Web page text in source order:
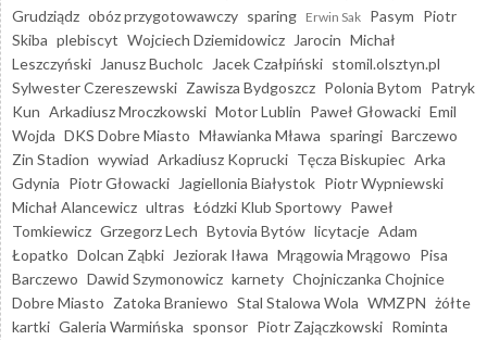
Grudziądz obóz przygotowawczy sparing Erwin Sak Pasym Piotr
Skiba plebiscyt Wojciech Dziemidowicz Jarocin Michał
Leszczyński
Janusz Bucholc Jacek Czałpiński stomil.olsztyn.pl
Sylwester Czereszewski Zawisza Bydgoszcz Polonia Bytom Patryk
Kun Arkadiusz Mroczkowski Motor Lublin Paweł Głowacki Emil
Wojda DKS Dobre Miasto Mławianka Mława sparingi Barczewo
Zin Stadion wywiad Arkadiusz Koprucki Tęcza Biskupiec Arka
Gdynia Piotr Głowacki Jagiellonia Białystok Piotr Wypniewski
Michał Alancewicz ultras Łódzki Klub Sportowy Paweł
Tomkiewicz Grzegorz Lech Bytovia Bytów licytacje Adam
Łopatko Dolcan Ząbki Jeziorak Iława Mrągowia Mrągowo Pisa
Barczewo Dawid Szymonowicz karnety Chojniczanka Chojnice
Dobre Miasto Zatoka Braniewo Stal Stalowa Wola WMZPN żółte
kartki Galeria Warmińska sponsor Piotr Zajączkowski Rominta